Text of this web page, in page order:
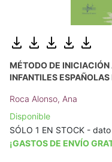
MÉTODO DE
INFANTILES
Roca Alonso, Ana
Disponible
SÓLO 1 EN STOCK -
¡GASTOS DE ENVÍO